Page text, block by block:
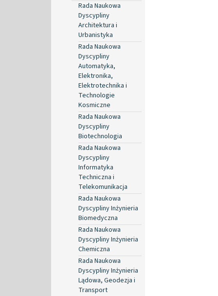
Rada Naukowa
Dyscypliny
Architektura i
Urbanistyka
Rada Naukowa
Dyscypliny
Automatyka,
Elektronika,
Elektrotechnika i
Technologie
Kosmiczne
Rada Naukowa
Dyscypliny
Biotechnologia
Rada Naukowa
Dyscypliny
Informatyka
Techniczna i
Telekomunikacja
Rada Naukowa
Dyscypliny Inżynieria
Biomedyczna
Rada Naukowa
Dyscypliny Inżynieria
Chemiczna
Rada Naukowa
Dyscypliny Inżynieria
Lądowa, Geodezja i
Transport